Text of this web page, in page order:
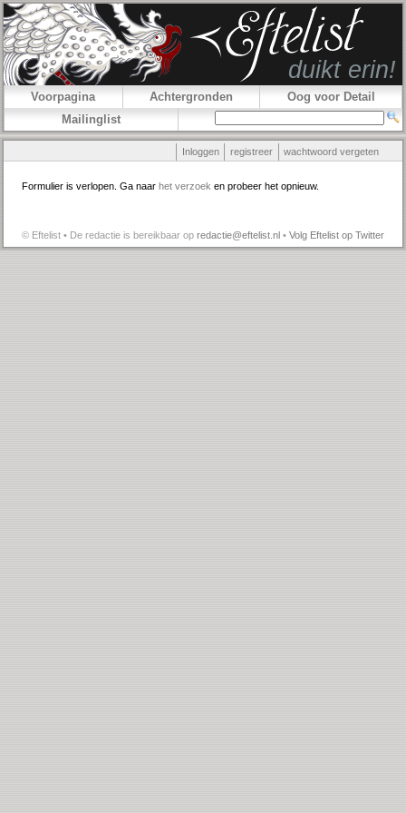
Voorpagina Achtergronden
Oog voor Detail
Mailinglist
Inloggen registreer wachtwoord vergeten
Formulier is verlopen. Ga naar het verzoek en probeer het opnieuw.
© Eftelist • De redactie is bereikbaar op redactie@eftelist.nl • Volg Eftelist op Twitter